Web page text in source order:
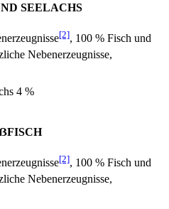
SEELACHS
[2], 100 % Fisch und
Nebenerzeugnisse,
4 %
[2], 100 % Fisch und
Nebenerzeugnisse,